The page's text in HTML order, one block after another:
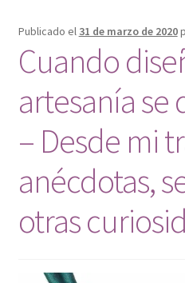
Publicado el 31 de marzo de 2020
Cuando
artesanía se
– Desde mi
anécdotas,
otras